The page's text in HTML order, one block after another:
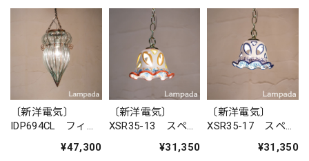
〔新洋電気〕
IDP694CL フィリ
ダントライト¥47,300
〔新洋電気〕
XSR35-13 スペイ
¥31,350
〔新洋電気〕
XSR35-17 スペイ
¥31,350